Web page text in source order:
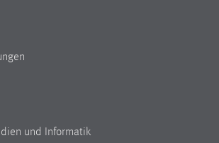
und Informatik